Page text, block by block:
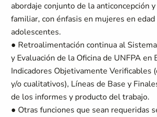
abordaje conjunto de la anticoncepción
familiar, con énfasis en mujeres en
adolescentes.
● Retroalimentación continua al
y Evaluación de la Oficina de UNFPA en
Indicadores Objetivamente Verificables
y/o cualitativos), Líneas de Base y
de los informes y producto del trabajo.
● Otras funciones que sean requeridas